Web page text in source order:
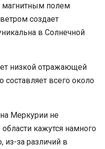
полем
создает
в Солнечной
низкой отражающей
составляет всего около
Меркурии не
кажутся намного
из-за различий в